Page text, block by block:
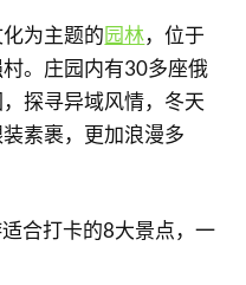
为主题的园林，位于
。庄园内有30多座俄
探寻异域风情，冬天
素裹，更加浪漫多